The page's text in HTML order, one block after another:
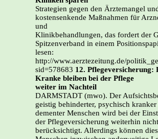
Strategien gegen den Ärztemangel
kostensenkende Maßnahmen für
und
Klinikbehandlungen, das fordert der
Spitzenverband in einem
lesen:
http://www.aerztezeitung.de/
sid=578683 12. Pflegeversicherung:
Kranke bleiben bei der Pflege
weiter im Nachteil
DARMSTADT (mwo). Der
geistig behinderter, psychisch kranker
dementer Menschen wird bei der
der Pflegeversicherung weiterhin nicht
berücksichtigt. Allerdings können